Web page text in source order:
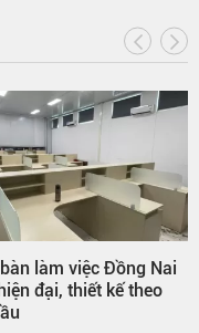
làm việc Đồng Nai
đại, thiết kế theo